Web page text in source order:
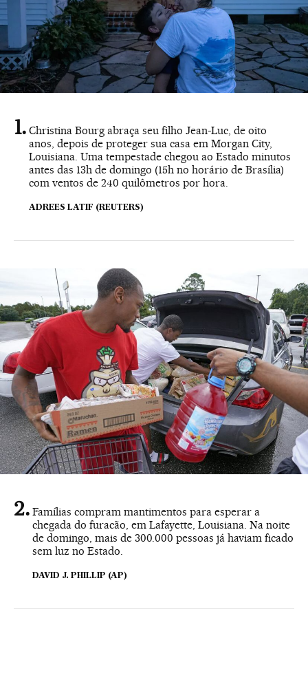
Christina Bourg abraça seu filho Jean-Luc, de oito
anos, depois de proteger sua casa em Morgan City,
Louisiana. Uma tempestade chegou ao Estado minutos
antes das 13h de domingo (15h no horário de Brasília)
com ventos de 240 quilômetros por hora.
ADREES LATIF (REUTERS)
Famílias compram mantimentos para esperar a
chegada do furacão, em Lafayette, Louisiana. Na noite
de domingo, mais de 300.000 pessoas já haviam ficado
sem luz no Estado.
DAVID J. PHILLIP (AP)